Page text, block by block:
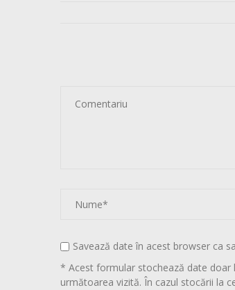
Savează date în acest browser ca
* Acest formular stochează date doar
următoarea vizită. În cazul stocării la